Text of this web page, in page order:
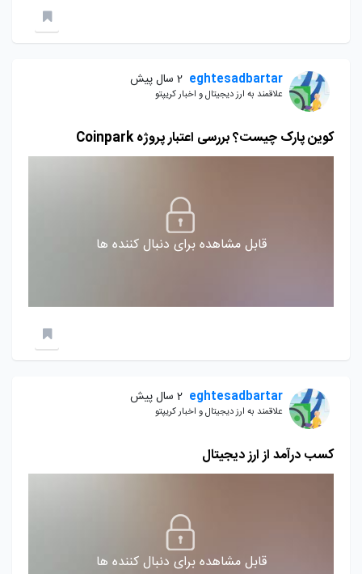
eghtesadbartar 2 سال پیش
علاقمند به ارز دیجیتال و اخبار کریپتو
کوین پارک چیست؟ بررسی اعتبار پروژه Coinpark
قابل مشاهده برای دنبال کننده ها
eghtesadbartar 2 سال پیش
علاقمند به ارز دیجیتال و اخبار کریپتو
کسب درآمد از ارز دیجیتال
قابل مشاهده برای دنبال کننده ها